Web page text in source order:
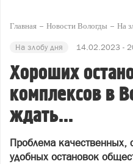
Главная Новости Вологды На
На злобу дня 14.02.2023 -
Хороших
комплексов в
ждать...
Проблема качественных,
удобных остановок